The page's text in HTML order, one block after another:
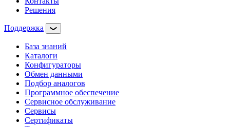
Решения
Поддержка
База знаний
Каталоги
Конфигураторы
Обмен данными
Подбор аналогов
Программное обеспечение
Сервисное обслуживание
Сервисы
Сертификаты